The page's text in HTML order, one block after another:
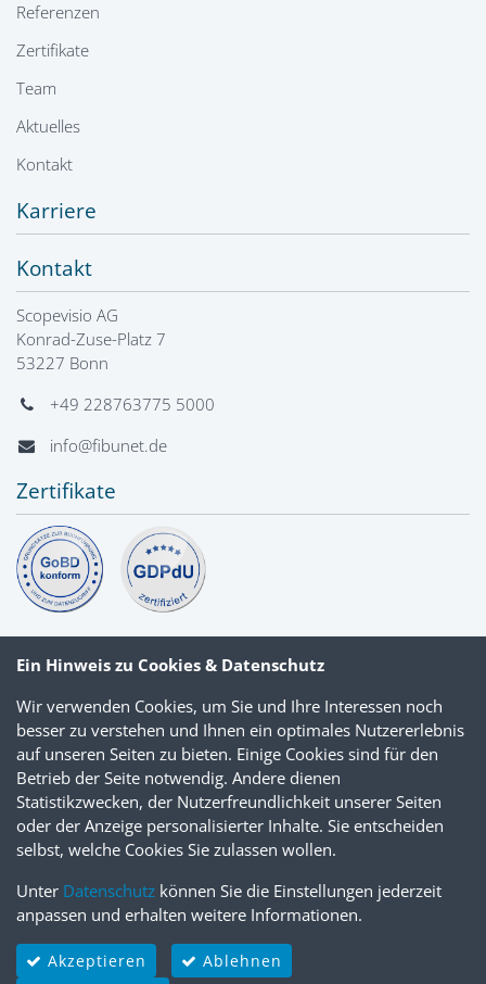
Referenzen
Zertifikate
Team
Aktuelles
Kontakt
Karriere
Kontakt
Scopevisio AG
Konrad-Zuse-Platz 7
53227 Bonn
+49 228763775 5000
info@fibunet.de
Zertifikate
© 2026 Scopevisio AG Datenschutz
Ein Hinweis zu Cookies & Datenschutz
Wir verwenden Cookies, um Sie und Ihre Interessen noch
besser zu verstehen und Ihnen ein optimales Nutzererlebnis
auf unseren Seiten zu bieten. Einige Cookies sind für den
Betrieb der Seite notwendig. Andere dienen
Statistikzwecken, der Nutzerfreundlichkeit unserer Seiten
oder der Anzeige personalisierter Inhalte. Sie entscheiden
selbst, welche Cookies Sie zulassen wollen.
Unter Datenschutz können Sie die Einstellungen jederzeit
anpassen und erhalten weitere Informationen.
Akzeptieren
Ablehnen